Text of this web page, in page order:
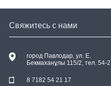
Свяжитесь с нами
город Павлодар, ул. E.
Бекмаханұлы 115/2, тел. 54-
8 7182 54 21 17